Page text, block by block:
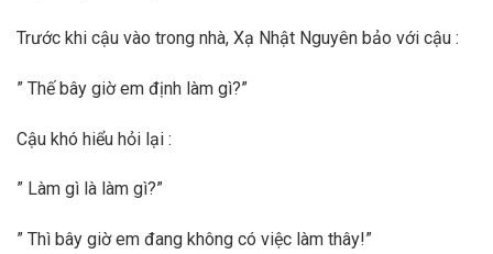
Trước khi cậu vào trong nhà, Xạ Nhật Nguyên bảo với cậu :
” Thế bây giờ em định làm gì?”
Cậu khó hiểu hỏi lại :
” Làm gì là làm gì?”
” Thì bây giờ em đang không có việc làm thây!”